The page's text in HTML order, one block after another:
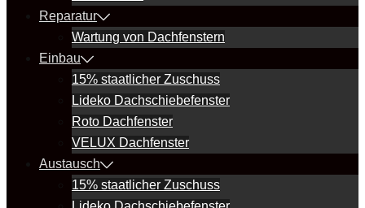
Reparatur
Wartung von Dachfenstern
Einbau
15% staatlicher Zuschuss
Lideko Dachschiebefenster
Roto Dachfenster
VELUX Dachfenster
Austausch
15% staatlicher Zuschuss